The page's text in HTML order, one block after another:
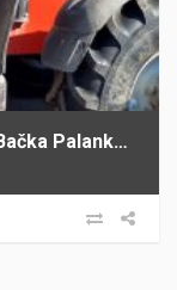
Auto servis i servis radnih mašina Bačka Palanka Krnajac